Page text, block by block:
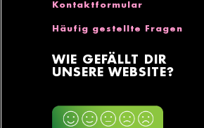
Kontaktformular
Häufig gestellte Fragen
WIE GEFÄLLT DIR
UNSERE WEBSITE?